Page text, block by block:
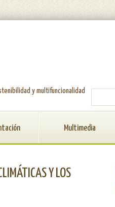
y multifuncionalidad
Multimedia
Y LOS